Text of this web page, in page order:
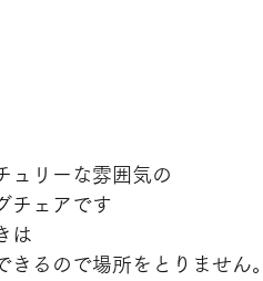
ュリーな雰囲気の
チェアです
は
きるので場所をとりません。